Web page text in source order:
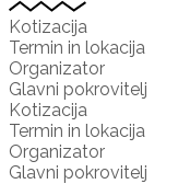
Kotizacija
Termin in lokacija
Organizator
Glavni pokrovitelj
Kotizacija
Termin in lokacija
Organizator
Glavni pokrovitelj